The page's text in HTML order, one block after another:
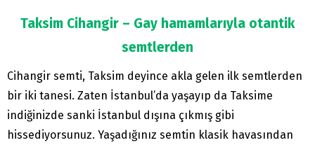
Taksim Cihangir – Gay hamamlarıyla otantik
semtlerden
Cihangir semti, Taksim deyince akla gelen ilk semtlerden
bir iki tanesi. Zaten İstanbul’da yaşayıp da Taksime
indiğinizde sanki İstanbul dışına çıkmış gibi
hissediyorsunuz. Yaşadığınız semtin klasik havasından